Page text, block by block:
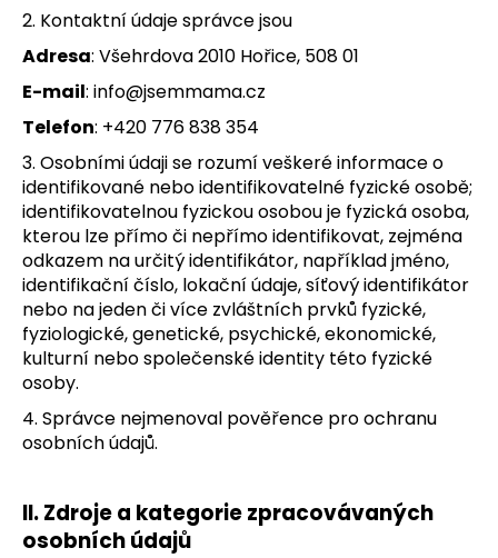
2. Kontaktní údaje správce jsou
Adresa: Všehrdova 2010 Hořice, 508 01
E-mail: info@jsemmama.cz
Telefon: +420 776 838 354
3. Osobními údaji se rozumí veškeré informace o
identifikované nebo identifikovatelné fyzické osobě;
identifikovatelnou fyzickou osobou je fyzická osoba,
kterou lze přímo či nepřímo identifikovat, zejména
odkazem na určitý identifikátor, například jméno,
identifikační číslo, lokační údaje, síťový identifikátor
nebo na jeden či více zvláštních prvků fyzické,
fyziologické, genetické, psychické, ekonomické,
kulturní nebo společenské identity této fyzické
osoby.
4. Správce nejmenoval pověřence pro ochranu
osobních údajů.
II.Zdroje a kategorie zpracovávaných
osobních údajů